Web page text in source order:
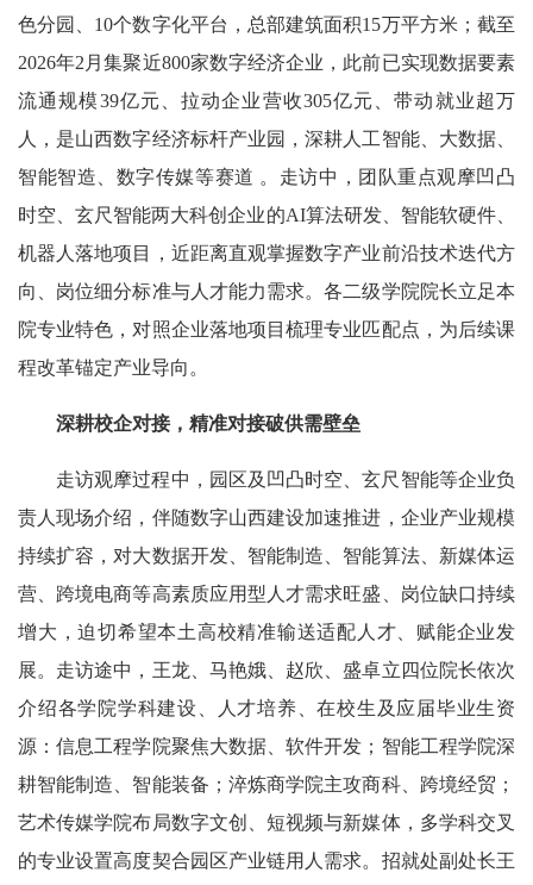
色分园、10个数字化平台，总部建筑面积15万平方米；截至
2026年2月集聚近800家数字经济企业，此前已实现数据要素
流通规模39亿元、拉动企业营收305亿元、带动就业超万
人，是山西数字经济标杆产业园，深耕人工智能、大数据、
智能智造、数字传媒等赛道 。走访中，团队重点观摩凹凸
时空、玄尺智能两大科创企业的AI算法研发、智能软硬件、
机器人落地项目，近距离直观掌握数字产业前沿技术迭代方
向、岗位细分标准与人才能力需求。各二级学院院长立足本
院专业特色，对照企业落地项目梳理专业匹配点，为后续课
程改革锚定产业导向。
深耕校企对接，精准对接破供需壁垒
走访观摩过程中，园区及凹凸时空、玄尺智能等企业负
责人现场介绍，伴随数字山西建设加速推进，企业产业规模
持续扩容，对大数据开发、智能制造、智能算法、新媒体运
营、跨境电商等高素质应用型人才需求旺盛、岗位缺口持续
增大，迫切希望本土高校精准输送适配人才、赋能企业发
展。走访途中，王龙、马艳娥、赵欣、盛卓立四位院长依次
介绍各学院学科建设、人才培养、在校生及应届毕业生资
源：信息工程学院聚焦大数据、软件开发；智能工程学院深
耕智能制造、智能装备；淬炼商学院主攻商科、跨境经贸；
艺术传媒学院布局数字文创、短视频与新媒体，多学科交叉
的专业设置高度契合园区产业链用人需求。招就处副处长王